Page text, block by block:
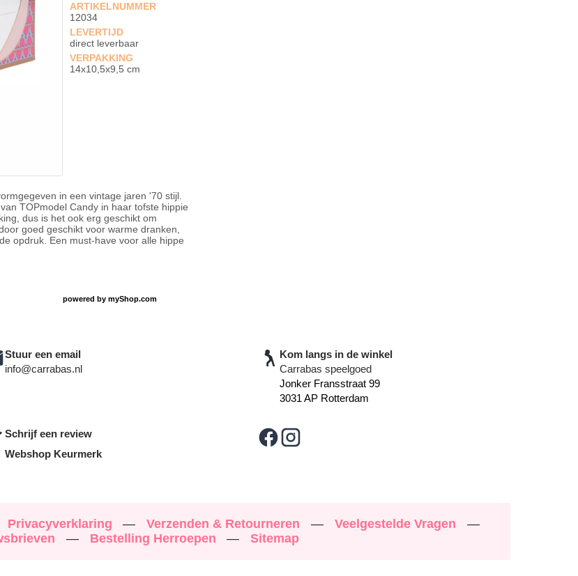
ARTIKELNUMMER
12034
LEVERTIJD
direct leverbaar
VERPAKKING
14x10,5x9,5 cm
in een vintage jaren '70 stijl.
TOPmodel Candy in haar tofste hippie
dus is het ook erg geschikt om
goed geschikt voor warme dranken,
opdruk. Een must-have voor alle hippe
powered by myShop.com
Stuur een email
info@carrabas.nl
Kom langs in de winkel
Carrabas speelgoed
Jonker Fransstraat 99
3031 AP Rotterdam
Schrijf een review
Webshop Keurmerk
Privacyverklaring — Verzenden & Retourneren — Veelgestelde Vragen
—
— Bestelling Herroepen — Sitemap